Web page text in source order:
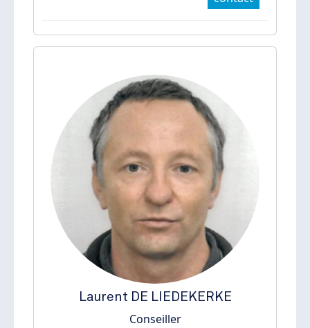
Laurent DE LIEDEKERKE
Conseiller